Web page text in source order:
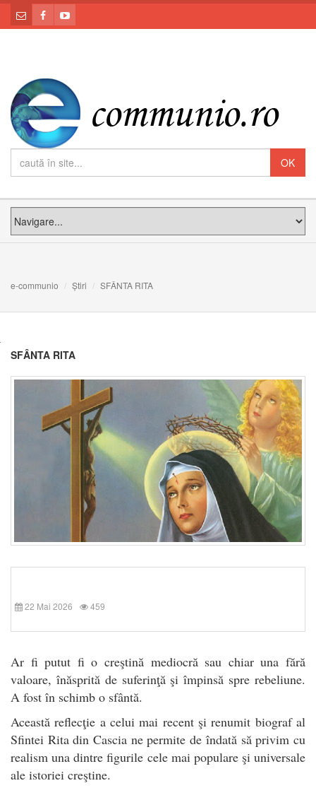
e-communio Știri SFÂNTA RITA
SFÂNTA RITA
22 Mai 2026 459
Ar fi putut fi o creştină mediocră sau chiar una fără
valoare, înăsprită de suferinţă şi împinsă spre rebeliune.
A fost în schimb o sfântă.
Această reflecţie a celui mai recent şi renumit biograf al
Sfintei Rita din Cascia ne permite de îndată să privim cu
realism una dintre figurile cele mai populare şi universale
ale istoriei creştine.